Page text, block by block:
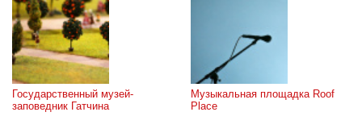
Государственный музей-
заповедник Гатчина
Музыкальная площадка Roof
Place